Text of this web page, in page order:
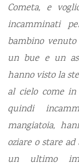
Cometa, e
incamminati
bambino
un bue e un
hanno visto la
al cielo come in
quindi
mangiatoia,
oziare o stare
un ultimo